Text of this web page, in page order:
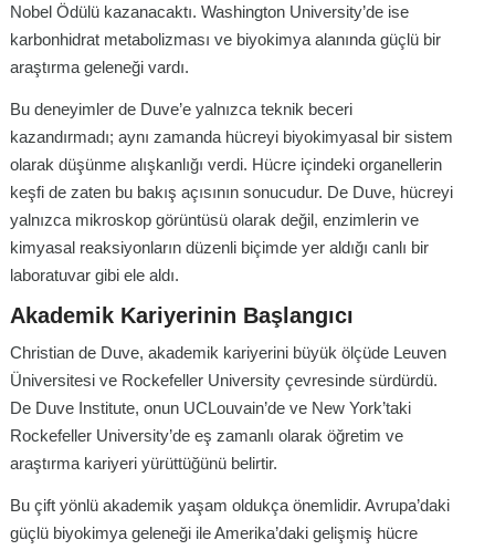
Nobel Ödülü kazanacaktı. Washington University’de ise
karbonhidrat metabolizması ve biyokimya alanında güçlü bir
araştırma geleneği vardı.
Bu deneyimler de Duve’e yalnızca teknik beceri
kazandırmadı; aynı zamanda hücreyi biyokimyasal bir sistem
olarak düşünme alışkanlığı verdi. Hücre içindeki organellerin
keşfi de zaten bu bakış açısının sonucudur. De Duve, hücreyi
yalnızca mikroskop görüntüsü olarak değil, enzimlerin ve
kimyasal reaksiyonların düzenli biçimde yer aldığı canlı bir
laboratuvar gibi ele aldı.
Akademik Kariyerinin Başlangıcı
Christian de Duve, akademik kariyerini büyük ölçüde Leuven
Üniversitesi ve Rockefeller University çevresinde sürdürdü.
De Duve Institute, onun UCLouvain’de ve New York’taki
Rockefeller University’de eş zamanlı olarak öğretim ve
araştırma kariyeri yürüttüğünü belirtir.
Bu çift yönlü akademik yaşam oldukça önemlidir. Avrupa’daki
güçlü biyokimya geleneği ile Amerika’daki gelişmiş hücre